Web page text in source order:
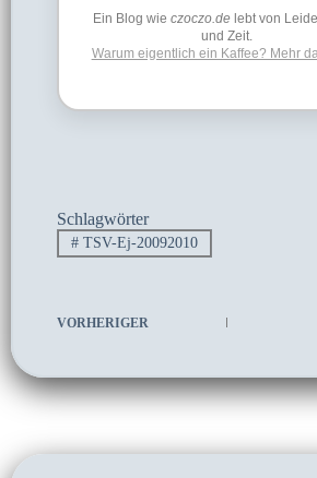
Ein Blog wie czoczo.delebt von
und Zeit.
Warum eigentlich ein Kaffee? Mehr
Schlagwörter
#TSV-Ej-20092010
VORHERIGER